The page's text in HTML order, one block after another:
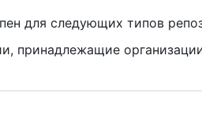
для следующих типов
принадлежащие